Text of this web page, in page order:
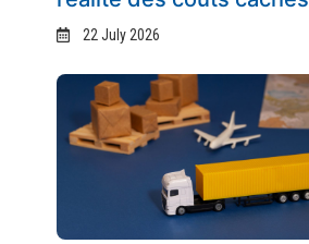
22 July 2026